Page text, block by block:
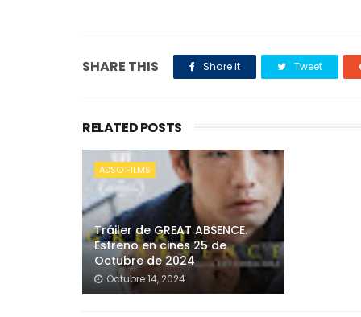
SHARE THIS Share it Tweet
RELATED POSTS
ADSO FILMS
Tráiler de GREAT ABSENCE.
Estreno en cines 25 de
Octubre de 2024
Octubre 14, 2024